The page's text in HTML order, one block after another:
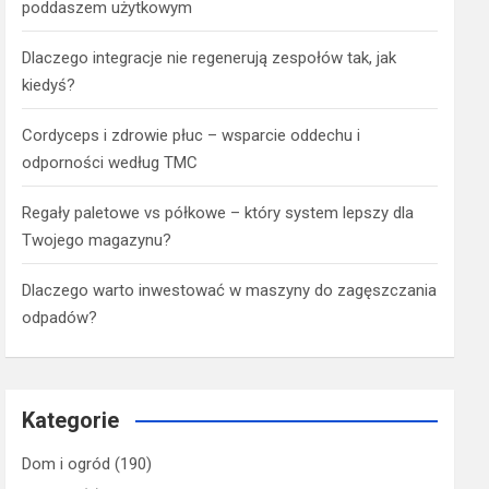
poddaszem użytkowym
Dlaczego integracje nie regenerują zespołów tak, jak
kiedyś?
Cordyceps i zdrowie płuc – wsparcie oddechu i
odporności według TMC
Regały paletowe vs półkowe – który system lepszy dla
Twojego magazynu?
Dlaczego warto inwestować w maszyny do zagęszczania
odpadów?
Kategorie
Dom i ogród (190)